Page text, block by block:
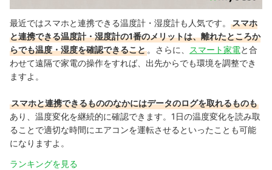
最近ではスマホと連携できる温度計・湿度計も人気です。
スマホ
と連携できる温度計・湿度計の1番のメリットは、離れたところか
らでも温度・湿度を確認できること 。さらに、 スマート家電と合
わせて遠隔で家電の操作をすれば、出先からでも環境を調整でき
ますよ。
スマホと連携できるもののなかにはデータのログを取れるものも
あり、温度変化を継続的に確認できます。1日の温度変化を読み取
ることで適切な時間にエアコンを運転させるといったことも可能
になりますよ。
ランキングを見る